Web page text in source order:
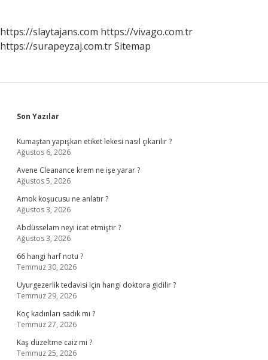
https://slaytajans.com https://vivago.com.tr
https://surapeyzaj.com.trSitemap
Sidebar
Son Yazılar
Kumaştan yapışkan etiket lekesi nasıl çıkarılır ?
Ağustos 6, 2026
Avene Cleanance krem ne işe yarar ?
Ağustos 5, 2026
Amok koşucusu ne anlatır ?
Ağustos 3, 2026
Abdüsselam neyi icat etmiştir ?
Ağustos 3, 2026
66 hangi harf notu ?
Temmuz 30, 2026
Uyurgezerlik tedavisi için hangi doktora gidilir ?
Temmuz 29, 2026
Koç kadınları sadık mı ?
Temmuz 27, 2026
Kaş düzeltme caiz mi ?
Temmuz 25, 2026